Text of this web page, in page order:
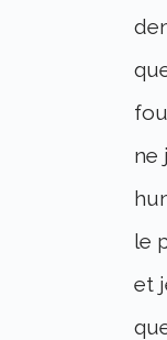
ne
le
et